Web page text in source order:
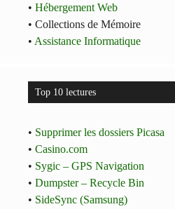
• Hébergement Web
• Collections de Mémoire
• Assistance Informatique
Top 10 lectures
• Supprimer les dossiers Picasa
• Casino.com
• Sygic – GPS Navigation
• Dumpster – Recycle Bin
• SideSync (Samsung)